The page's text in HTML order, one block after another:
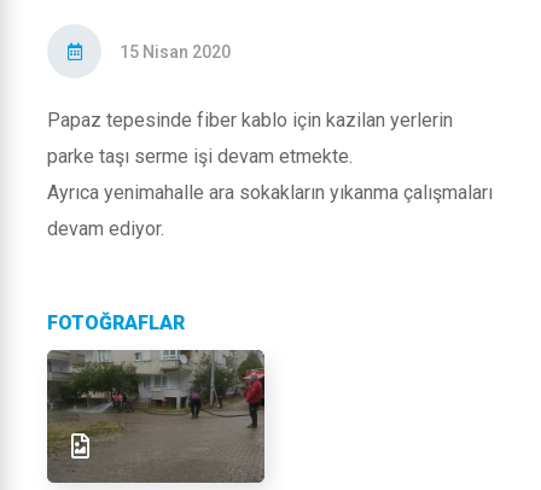
15 Nisan 2020
Papaz tepesinde fiber kablo için kazilan yerlerin
parke taşı serme işi devam etmekte.
Ayrıca yenimahalle ara sokakların yıkanma çalışmaları
devam ediyor.
FOTOĞRAFLAR